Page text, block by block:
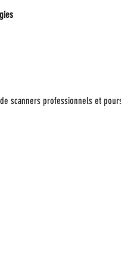
scanners professionnels et